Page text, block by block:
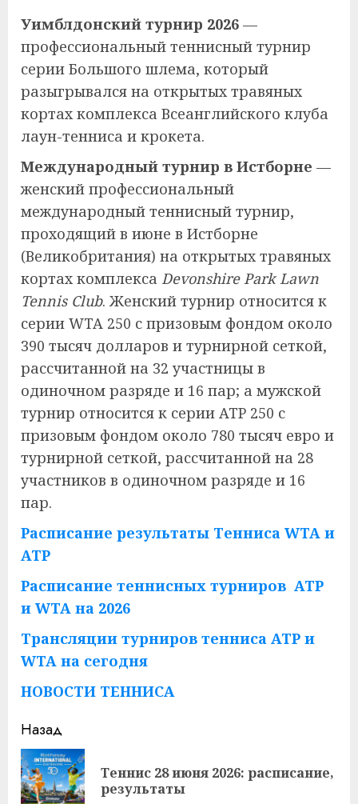
Уимблдонский турнир 2026 —
профессиональный теннисный турнир
серии Большого шлема, который
разыгрывался на открытых травяных
кортах комплекса Всеанглийского клуба
лаун-тенниса и крокета.
Международный турнир в Истборне —
женский профессиональный
международный теннисный турнир,
проходящий в июне в Истборне
(Великобритания) на открытых травяных
кортах комплекса Devonshire Park Lawn
Tennis Club. Женский турнир относится к
серии WTA 250 с призовым фондом около
390 тысяч долларов и турнирной сеткой,
рассчитанной на 32 участницы в
одиночном разряде и 16 пар; а мужской
турнир относится к серии ATP 250 с
призовым фондом около 780 тысяч евро и
турнирной сеткой, рассчитанной на 28
участников в одиночном разряде и 16
пар.
Расписание результаты Тенниса WTA и
ATP
Расписание теннисных турниров ATP
и WTA на 2026
Трансляции турниров тенниса ATP и
WTA на сегодня
НОВОСТИ ТЕННИСА
Продолжить
чтение
Назад
Теннис 28 июня 2026: расписание,
результаты